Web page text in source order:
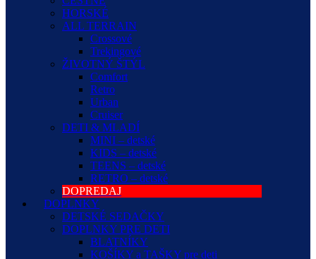
HORSKÉ
ALL TERRAIN
Crossové
Trekingové
ŽIVOTNÝ ŠTÝL
Comfort
Retro
Urban
Cruiser
DETI & MLADÍ
MINI – detské
KIDS – detské
TEENS – detské
RETRO – detské
DOPREDAJ
DOPLNKY
DETSKÉ SEDAČKY
DOPLNKY PRE DETI
BLATNÍKY
KOŠÍKY a TAŠKY pre deti